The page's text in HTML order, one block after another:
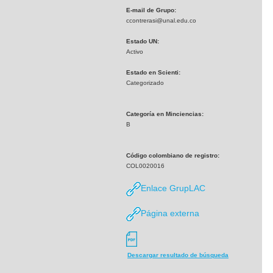
E-mail de Grupo:
ccontrerasi@unal.edu.co
Estado UN:
Activo
Estado en Scienti:
Categorizado
Categoría en Minciencias:
B
Código colombiano de registro:
COL0020016
Enlace GrupLAC
Página externa
Descargar resultado de búsqueda